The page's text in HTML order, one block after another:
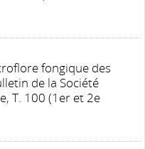
fongique des
de la Société
T. 100 (1er et 2e